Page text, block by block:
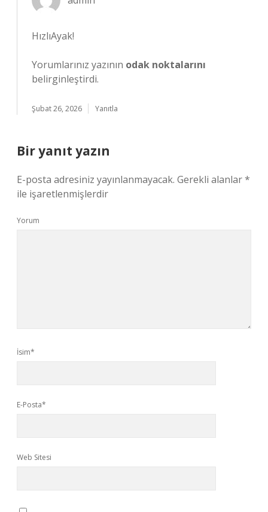
HızlıAyak!
Yorumlarınız yazının odak noktalarını
belirginleştirdi.
Şubat 26, 2026 Yanıtla
Bir yanıt yazın
E-posta adresiniz yayınlanmayacak. Gerekli alanlar*
ile işaretlenmişlerdir
Yorum
İsim*
E-Posta*
Web Sitesi